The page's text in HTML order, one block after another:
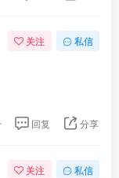
关注 私信
回复 分享
关注 私信